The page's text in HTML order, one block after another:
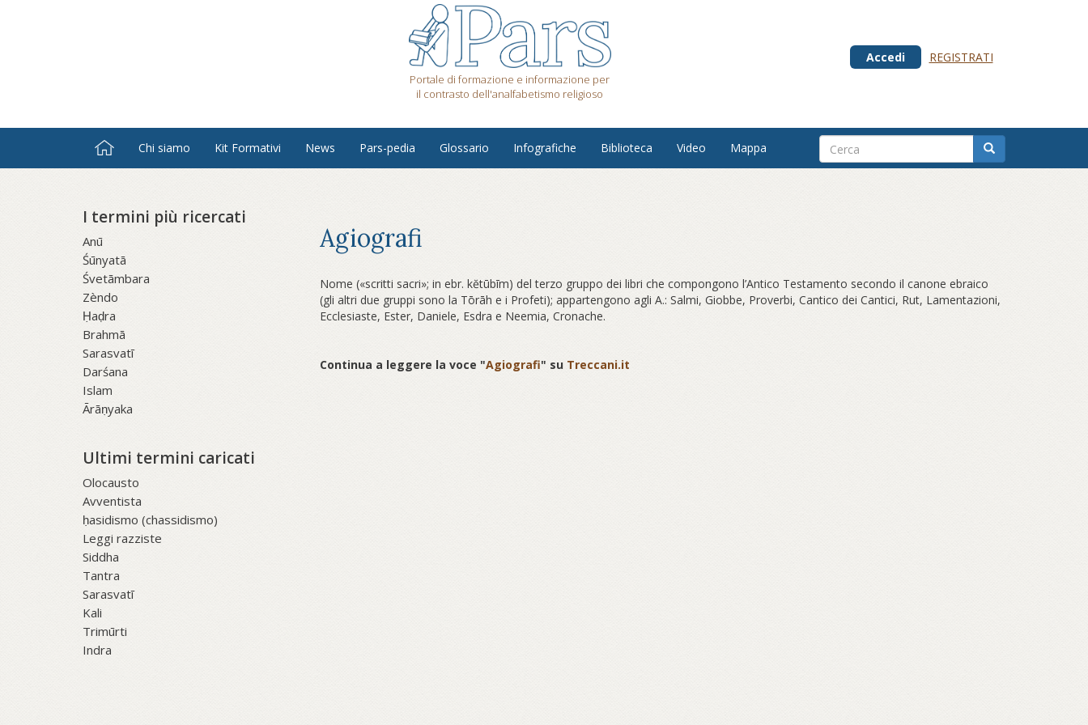
Portale di formazione e informazione per
il contrasto dell'analfabetismo religioso
Accedi REGISTRATI
Chi siamo Kit Formativi News Pars-pedia Glossario Infografiche Biblioteca Video Mappa
I termini più ricercati
Anū
Śūnyatā
Śvetāmbara
Zèndo
Ḥaḍra
Brahmā
Sarasvatī
Darśana
Islam
Ārāṇyaka
Ultimi termini caricati
Olocausto
Avventista
ḥasidismo (chassidismo)
Leggi razziste
Siddha
Tantra
Sarasvatī
Kali
Trimūrti
Indra
Agiografi
Nome («scritti sacri»; in ebr. kĕtūbīm) del terzo gruppo dei libri che compongono l’Antico Testamento secondo il canone ebraico
(gli altri due gruppi sono la Tōrāh e i Profeti); appartengono agli A.: Salmi, Giobbe, Proverbi, Cantico dei Cantici, Rut, Lamentazioni,
Ecclesiaste, Ester, Daniele, Esdra e Neemia, Cronache.
Continua a leggere la voce "Agiografi" su Treccani.it